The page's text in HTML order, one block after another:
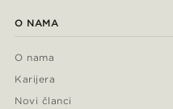
O NAMA
O nama
Karijera
Novi članci